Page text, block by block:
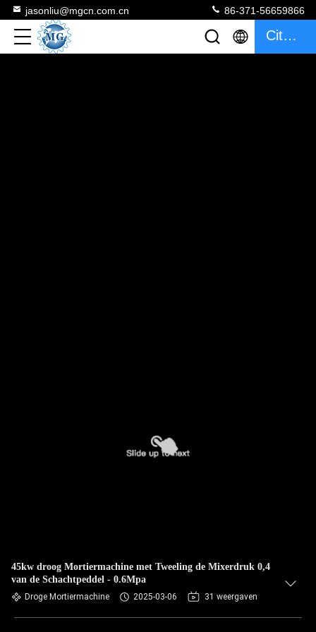
jasonliu@mgcn.com.cn 86-371-56659866
Citaat
45kw droog Mortiermachine met Tweeling de Mixerdruk 0,4
van de Schachtpeddel - 0.6Mpa
Droge Mortiermachine 2025-03-06 31 weergaven